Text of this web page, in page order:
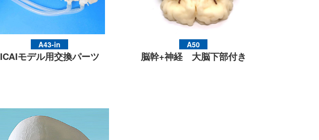
A43-in
ICAIモデル用交換パーツ
A50
脳幹+神経 大脳下部付き